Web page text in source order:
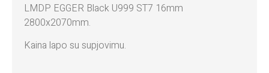
LMDP EGGER Black U999 ST7 16mm
2800x2070mm.
Kaina lapo su supjovimu.